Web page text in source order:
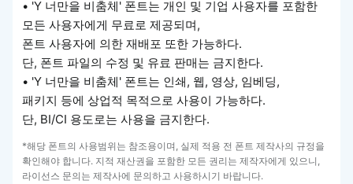
• 'Y 너만을 비춤체' 폰트는 개인 및 기업 사용자를 포함한
모든 사용자에게 무료로 제공되며,
폰트 사용자에 의한 재배포 또한 가능하다.
단, 폰트 파일의 수정 및 유료 판매는 금지한다.
• 'Y 너만을 비춤체' 폰트는 인쇄, 웹, 영상, 임베딩,
패키지 등에 상업적 목적으로 사용이 가능하다.
단, BI/CI 용도로는 사용을 금지한다.
*해당 폰트의 사용범위는 참조용이며, 실제 적용 전 폰트 제작사의 규정을
확인해야 합니다. 지적 재산권을 포함한 모든 권리는 제작자에게 있으니,
라이선스 문의는 제작사에 문의하고 사용하시기 바랍니다.